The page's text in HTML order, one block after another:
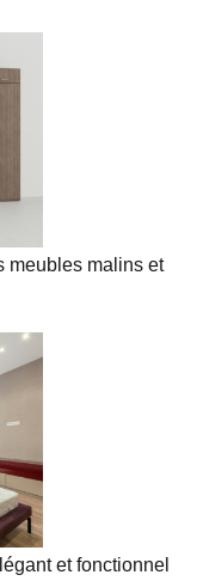
meubles malins et
et fonctionnel